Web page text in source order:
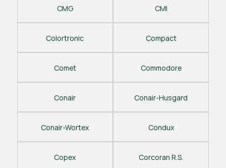
CMG CMI
Colortronic Compact
Comet Commodore
Conair Conair-Husgard
Conair-Wortex Condux
Copex Corcoran R.S.